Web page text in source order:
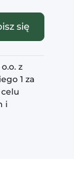
się
z
1 za
i